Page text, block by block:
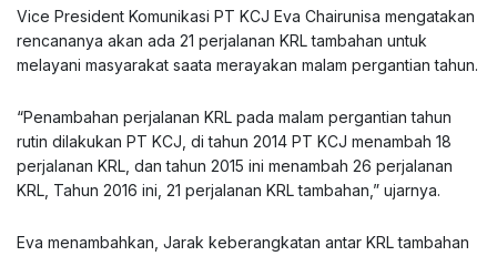
Vice President Komunikasi PT KCJ Eva Chairunisa mengatakan
rencananya akan ada 21 perjalanan KRL tambahan untuk
melayani masyarakat saata merayakan malam pergantian tahun.
“Penambahan perjalanan KRL pada malam pergantian tahun
rutin dilakukan PT KCJ, di tahun 2014 PT KCJ menambah 18
perjalanan KRL, dan tahun 2015 ini menambah 26 perjalanan
KRL, Tahun 2016 ini, 21 perjalanan KRL tambahan,” ujarnya.
Eva menambahkan, Jarak keberangkatan antar KRL tambahan